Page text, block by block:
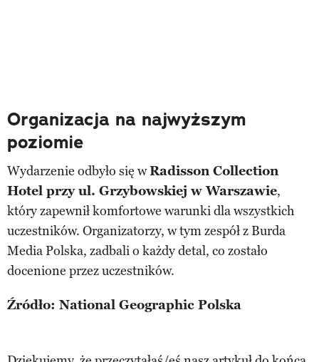
Organizacja na najwyższym
poziomie
Wydarzenie odbyło się wRadisson Collection
Hotel przy ul. Grzybowskiej w Warszawie,
który zapewnił komfortowe warunki dla wszystkich
uczestników. Organizatorzy, w tym zespół z Burda
Media Polska, zadbali o każdy detal, co zostało
docenione przez uczestników.​
Źródło: National Geographic Polska